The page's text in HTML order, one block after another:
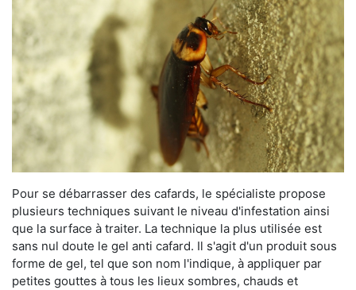
Pour se débarrasser des cafards, le spécialiste propose
plusieurs techniques suivant le niveau d'infestation ainsi
que la surface à traiter. La technique la plus utilisée est
sans nul doute le gel anti cafard. Il s'agit d'un produit sous
forme de gel, tel que son nom l'indique, à appliquer par
petites gouttes à tous les lieux sombres, chauds et